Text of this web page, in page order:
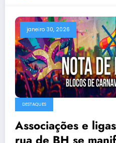
janeiro 30, 2026
DESTAQUES
Associações e